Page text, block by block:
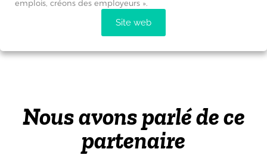
emplois, créons des employeurs ».
Site web
Nous avons parlé de ce
partenaire